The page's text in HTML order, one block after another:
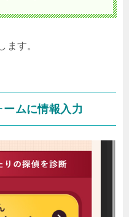
ます。
ムに情報入力